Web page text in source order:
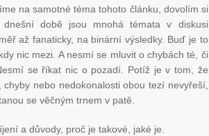
na samotné téma tohoto článku, dovolím si
době jsou mnohá témata v diskusi
až fanaticky, na binární výsledky. Buď je to
nic mezi. A nesmí se mluvit o chybách té, či
se říkat nic o pozadí. Potíž je v tom, že
chyby nebo nedokonalosti obou tezí nevyřeší,
se věčným trnem v patě.
a důvody, proč je takové, jaké je.